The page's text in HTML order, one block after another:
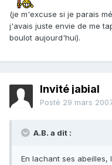
(je m'excuse si je parais
j'avais juste envie de me
boulot aujourd'hui).
Invité jabial
Posté 29 mars
A.B. a dit :
En lachant ses